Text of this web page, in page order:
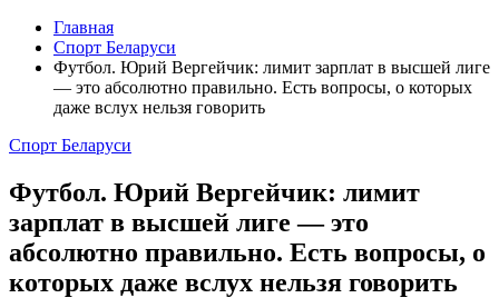
Главная
Спорт Беларуси
Футбол. Юрий Вергейчик: лимит зарплат в высшей лиге
— это абсолютно правильно. Есть вопросы, о которых
даже вслух нельзя говорить
Спорт Беларуси
Футбол. Юрий Вергейчик: лимит
зарплат в высшей лиге — это
абсолютно правильно. Есть вопросы, о
которых даже вслух нельзя говорить